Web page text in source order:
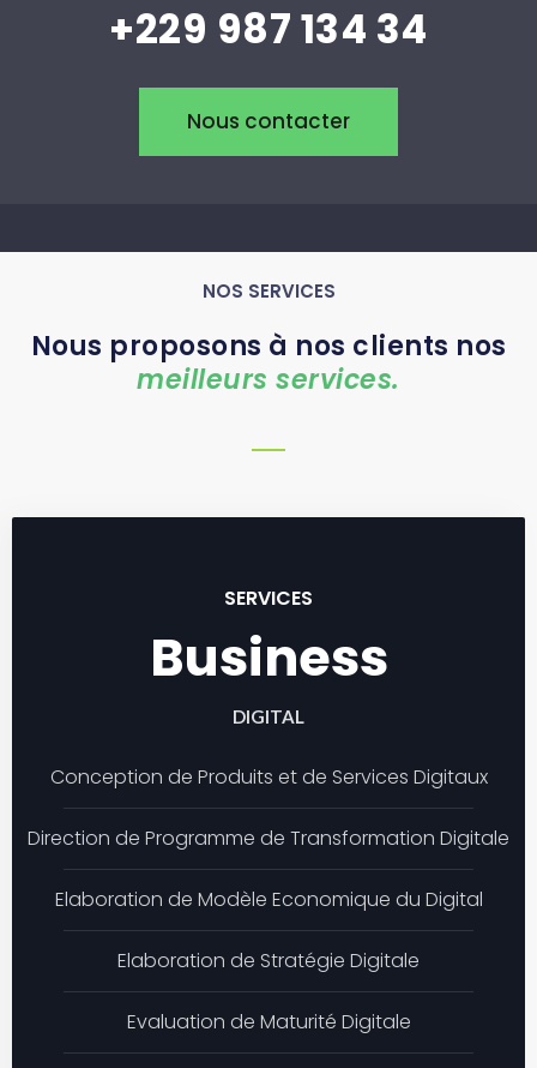
+229 987 134 34
Nous contacter
NOS SERVICES
Nous proposons à nos clients nos
meilleurs services.
SERVICES
Business
DIGITAL
Conception de Produits et de Services Digitaux
Direction de Programme de Transformation Digitale
Elaboration de Modèle Economique du Digital
Elaboration de Stratégie Digitale
Evaluation de Maturité Digitale